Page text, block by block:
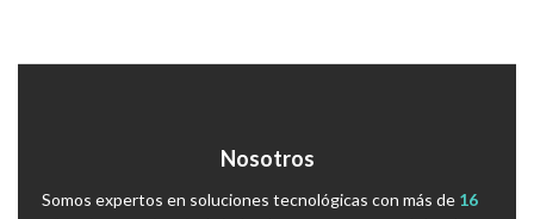
Nosotros
Somos expertos en soluciones tecnológicas con más de 16